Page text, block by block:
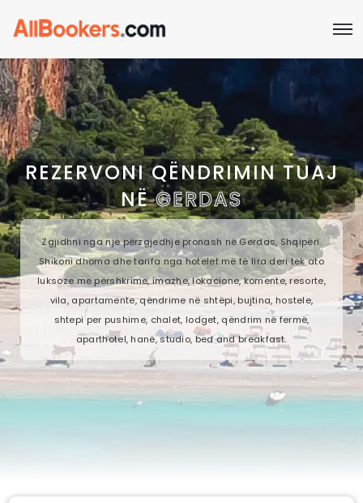
REZERVONI QËNDRIMIN TUAJ
NËGERDAS
Zgjidhni nga një përzgjedhje pronash në Gerdas, Shqipëri.
Shikoni dhoma dhe tarifa nga hotelet më të lira deri tek ato
luksoze me përshkrime, imazhe, lokacione, komente, resorte,
vila, apartamente, qëndrime në shtëpi, bujtina, hostele,
shtepi per pushime, chalet, lodget, qëndrim në fermë,
aparthotel, hanë, studio, bed and breakfast.